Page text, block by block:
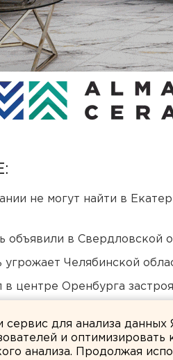
не могут найти в
объявили в Свердловской
угрожает Челябинской
центре Оренбурга
для анализа
и
анализа. Продолжая